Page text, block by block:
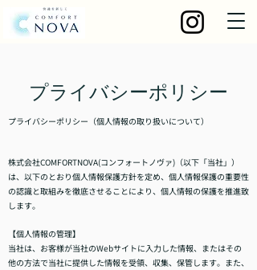
プライバシーポリシー
プライバシーポリシー（個人情報の取り扱いについて）
株式会社COMFORTNOVA(コンフォートノヴァ)（以下「当社」）
は、以下のとおり個人情報保護方針を定め、個人情報保護の重要性
の認識と取組みを徹底させることにより、個人情報の保護を推進致
します。
【個人情報の管理】
当社は、お客様が当社のWebサイトに入力した情報、またはその
他の方法で当社に提供した情報を受領、収集、保管します。また、